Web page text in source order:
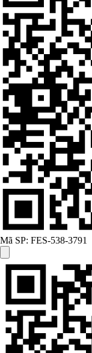
Mã SP: FES-538-3791